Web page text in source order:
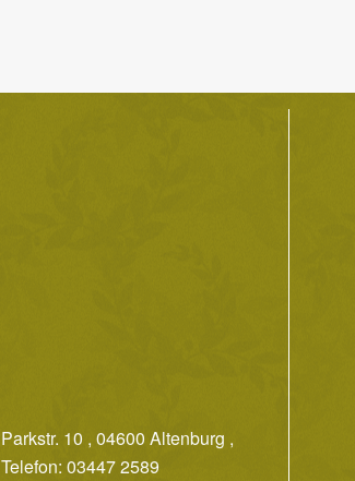
Parkstr. 10 , 04600 Altenburg ,
Telefon: 03447 2589